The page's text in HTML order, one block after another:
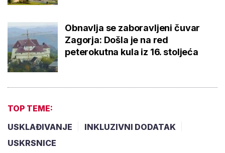
Obnavlja se zaboravljeni čuvar
Zagorja: Došla je na red
peterokutna kula iz 16. stoljeća
TOP TEME:
USKLAĐIVANJE
INKLUZIVNI DODATAK
USKRSNICE